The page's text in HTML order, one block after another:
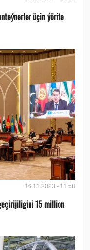
üçin ýörite
16.11.2023 - 11:58
15 million